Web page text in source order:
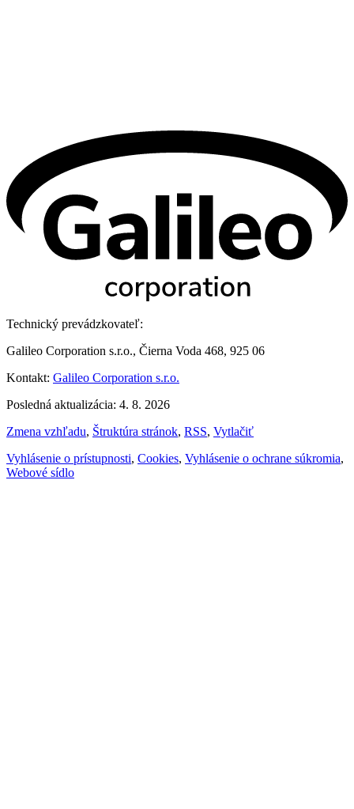
Technický prevádzkovateľ:
Galileo Corporation s.r.o., Čierna Voda 468, 925 06
Kontakt: Galileo Corporation s.r.o.
Posledná aktualizácia: 4. 8. 2026
Zmena vzhľadu, Štruktúra stránok, RSS, Vytlačiť
Vyhlásenie o prístupnosti, Cookies, Vyhlásenie o ochrane súkromia,
Webové sídlo